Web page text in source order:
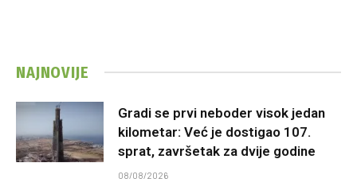
NAJNOVIJE
Gradi se prvi neboder visok jedan
kilometar: Već je dostigao 107.
sprat, završetak za dvije godine
08/08/2026